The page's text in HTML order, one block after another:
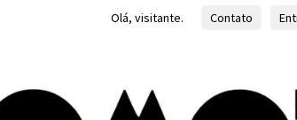
Olá, visitante. Contato